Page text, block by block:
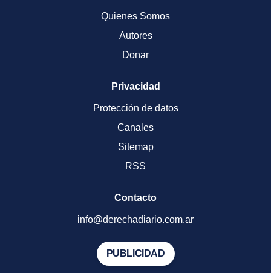
Quienes Somos
Autores
Donar
Privacidad
Protección de datos
Canales
Sitemap
RSS
Contacto
info@derechadiario.com.ar
PUBLICIDAD